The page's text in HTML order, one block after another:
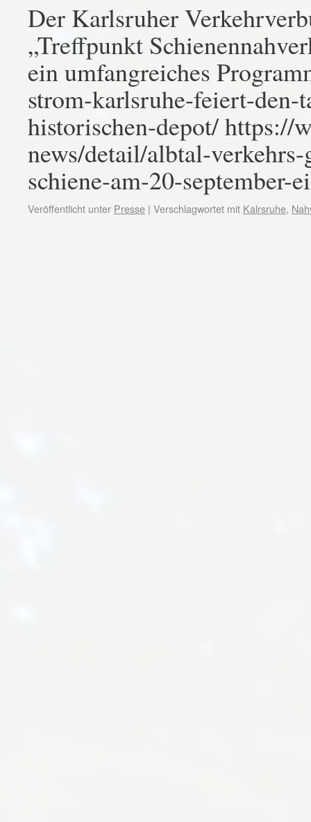
Der Karlsruher
„Treffpunkt
ein umfangreiches
strom-karlsruhe-feiert-den-
historischen-depot/ https://
news/detail/albtal-
schiene-am-20-september-
Veröffentlicht unter Presse | Verschlagwortet mit Kalrsruhe,